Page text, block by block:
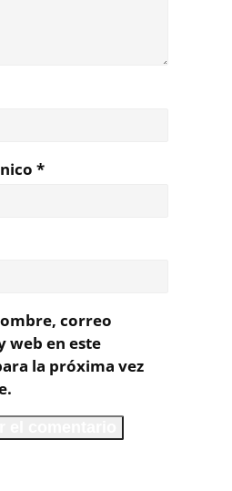
*
correo
web en este
la próxima vez